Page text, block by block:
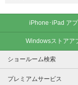
iPhone･iPad アプ
Windowsストアア
ショールーム検索
プレミアムサービス